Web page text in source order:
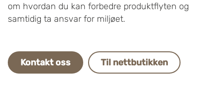
om hvordan du kan forbedre produktflyten og
samtidig ta ansvar for miljøet.
Kontakt oss Til nettbutikken